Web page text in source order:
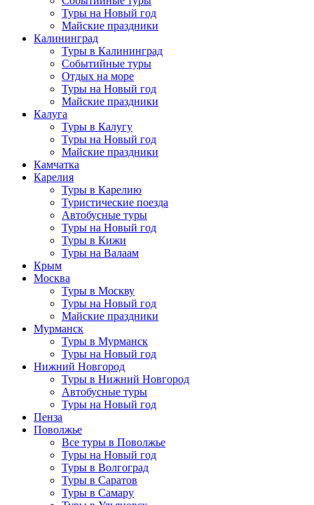
Туры на Новый год
Майские праздники
Калининград
Туры в Калининград
Событийные туры
Отдых на море
Туры на Новый год
Майские праздники
Калуга
Туры в Калугу
Туры на Новый год
Майские праздники
Камчатка
Карелия
Туры в Карелию
Туристические поезда
Автобусные туры
Туры на Новый год
Туры в Кижи
Туры на Валаам
Крым
Москва
Туры в Москву
Туры на Новый год
Майские праздники
Мурманск
Туры в Мурманск
Туры на Новый год
Нижний Новгород
Туры в Нижний Новгород
Автобусные туры
Туры на Новый год
Пенза
Поволжье
Все туры в Поволжье
Туры на Новый год
Туры в Волгоград
Туры в Саратов
Туры в Самару